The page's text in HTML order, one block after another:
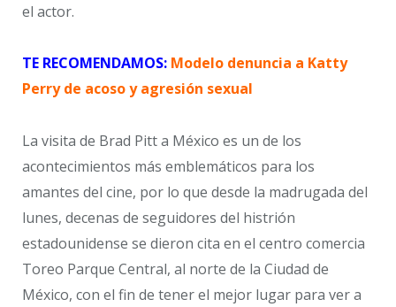
el actor.
TE RECOMENDAMOS: Modelo denuncia a Katty
Perry de acoso y agresión sexual
La visita de Brad Pitt a México es un de los
acontecimientos más emblemáticos para los
amantes del cine, por lo que desde la madrugada del
lunes, decenas de seguidores del histrión
estadounidense se dieron cita en el centro comercia
Toreo Parque Central, al norte de la Ciudad de
México, con el fin de tener el mejor lugar para ver a